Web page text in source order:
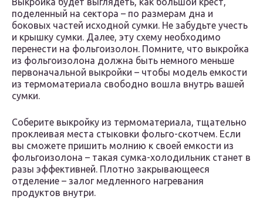
поделенный на сектора – по размерам дна и
боковых частей исходной сумки. Не забудьте учесть
и крышку сумки. Далее, эту схему необходимо
перенести на фольгоизолон. Помните, что выкройка
из фольгоизолона должна быть немного меньше
первоначальной выкройки – чтобы модель емкости
из термоматериала свободно вошла внутрь вашей
сумки.
Соберите выкройку из термоматериала, тщательно
проклеивая места стыковки фольго-скотчем. Если
вы сможете пришить молнию к своей емкости из
фольгоизолона – такая сумка-холодильник станет в
разы эффективней. Плотно закрывающееся
отделение – залог медленного нагревания
продуктов внутри.